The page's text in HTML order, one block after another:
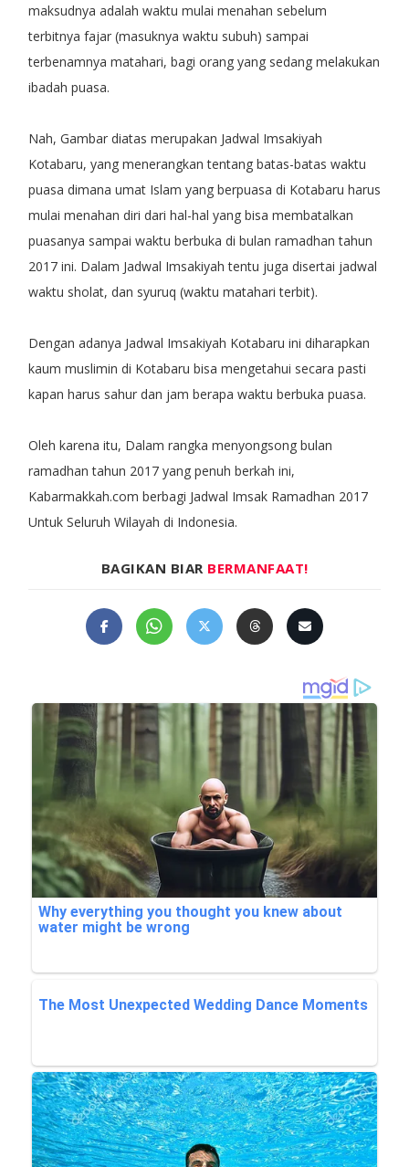
maksudnya adalah waktu mulai menahan sebelum
terbitnya fajar (masuknya waktu subuh) sampai
terbenamnya matahari, bagi orang yang sedang melakukan
ibadah puasa.
Nah, Gambar diatas merupakan Jadwal Imsakiyah
Kotabaru, yang menerangkan tentang batas-batas waktu
puasa dimana umat Islam yang berpuasa di Kotabaru harus
mulai menahan diri dari hal-hal yang bisa membatalkan
puasanya sampai waktu berbuka di bulan ramadhan tahun
2017 ini. Dalam Jadwal Imsakiyah tentu juga disertai jadwal
waktu sholat, dan syuruq (waktu matahari terbit).
Dengan adanya Jadwal Imsakiyah Kotabaru ini diharapkan
kaum muslimin di Kotabaru bisa mengetahui secara pasti
kapan harus sahur dan jam berapa waktu berbuka puasa.
Oleh karena itu, Dalam rangka menyongsong bulan
ramadhan tahun 2017 yang penuh berkah ini,
Kabarmakkah.com berbagi Jadwal Imsak Ramadhan 2017
Untuk Seluruh Wilayah di Indonesia.
BAGIKAN BIAR BERMANFAAT!